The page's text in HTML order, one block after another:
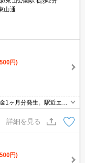
山通
円)
1ヶ月分発生。駅近エリ
詳細を見る
円)